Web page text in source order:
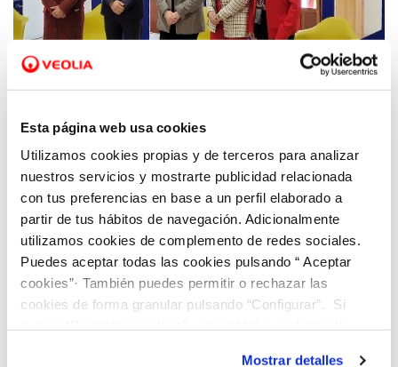
Esta página web usa cookies
Utilizamos cookies propias y de terceros para analizar
nuestros servicios y mostrarte publicidad relacionada
con tus preferencias en base a un perfil elaborado a
partir de tus hábitos de navegación. Adicionalmente
utilizamos cookies de complemento de redes sociales.
Puedes aceptar todas las cookies pulsando “ Aceptar
cookies”· También puedes permitir o rechazar las
cookies de forma granular pulsando “Configurar”. Si
Mostrar detalles
13 ABR 2022
primer encuentro de la iniciativa "Climas
para el Cambio" vinculado a cambio
climático y sector empresarial